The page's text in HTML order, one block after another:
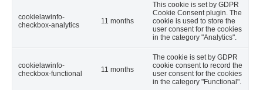
cookielawinfo-
checkbox-analytics
11 months
This cookie is set by GDPR
Cookie Consent plugin. The
cookie is used to store the
user consent for the cookies
in the category "Analytics".
cookielawinfo-
checkbox-functional
11 months
The cookie is set by GDPR
cookie consent to record the
user consent for the cookies
in the category "Functional".